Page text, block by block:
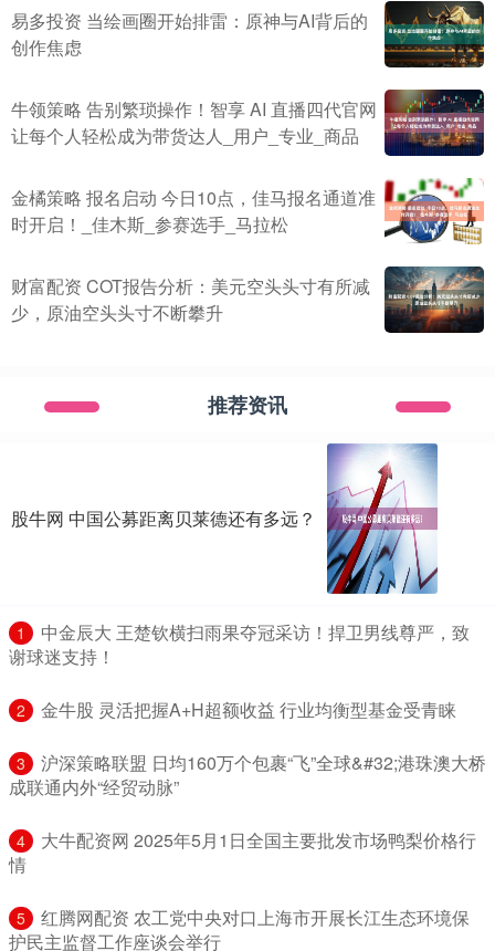
易多投资 当绘画圈开始排雷：原神与AI背后的
创作焦虑
牛领策略 告别繁琐操作！智享 AI 直播四代官网
让每个人轻松成为带货达人_用户_专业_商品
金橘策略 报名启动 今日10点，佳马报名通道准
时开启！_佳木斯_参赛选手_马拉松
财富配资 COT报告分析：美元空头头寸有所减
少，原油空头头寸不断攀升
推荐资讯
股牛网 中国公募距离贝莱德还有多远？
1
​中金辰大 王楚钦横扫雨果夺冠采访！捍卫男线尊严，致
谢球迷支持！
2 ​金牛股 灵活把握A+H超额收益 行业均衡型基金受青睐
3
​沪深策略联盟 日均160万个包裹“飞”全球&#32;港珠澳大桥
成联通内外“经贸动脉”
4
​大牛配资网 2025年5月1日全国主要批发市场鸭梨价格行
情
5
​红腾网配资 农工党中央对口上海市开展长江生态环境保
护民主监督工作座谈会举行